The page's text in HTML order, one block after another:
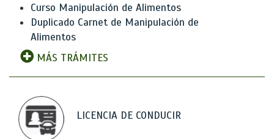
Curso Manipulación de Alimentos
Duplicado Carnet de Manipulación de
Alimentos
MÁS TRÁMITES
LICENCIA DE CONDUCIR